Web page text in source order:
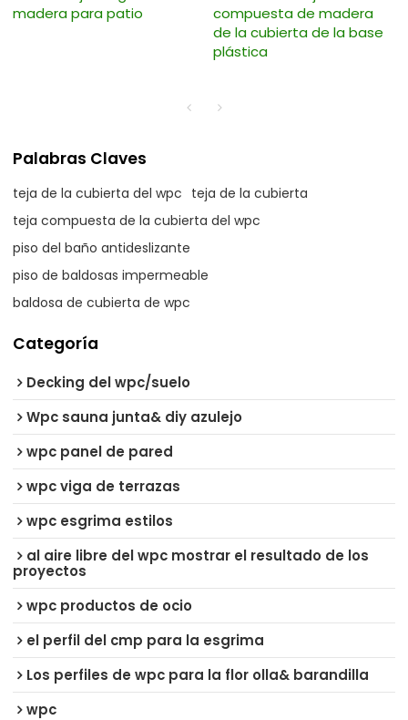
madera para patio
compuesta de madera
de la cubierta de la base
plástica
Palabras Claves
teja de la cubierta del wpc teja de la cubierta
teja compuesta de la cubierta del wpc
piso del baño antideslizante
piso de baldosas impermeable
baldosa de cubierta de wpc
Categoría
Decking del wpc/suelo
Wpc sauna junta& diy azulejo
wpc panel de pared
wpc viga de terrazas
wpc esgrima estilos
al aire libre del wpc mostrar el resultado de los
proyectos
wpc productos de ocio
el perfil del cmp para la esgrima
Los perfiles de wpc para la flor olla& barandilla
wpc